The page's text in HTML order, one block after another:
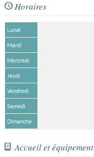
Horaires
Lundi
Mardi
Mercredi
Jeudi
Vendredi
Samedi
Dimanche
Accueil et équipement